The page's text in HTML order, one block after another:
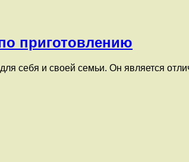
приготовлению
себя и своей семьи. Он является